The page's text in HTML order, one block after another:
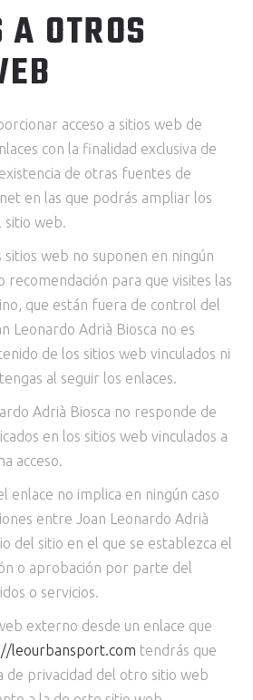
OTROS
acceso a sitios web de
con la finalidad exclusiva de
de otras fuentes de
en las que podrás ampliar los
sitio web.
sitios web no suponen en ningún
recomendación para que visites las
que están fuera de control del
Leonardo Adrià Biosca no es
de los sitios web vinculados ni
al seguir los enlaces.
Adrià Biosca no responde de
en los sitios web vinculados a
acceso.
enlace no implica en ningún caso
entre Joan Leonardo Adrià
del sitio en el que se establezca el
o aprobación por parte del
o servicios.
externo desde un enlace que
leourbansport.com tendrás que
de privacidad del otro sitio web